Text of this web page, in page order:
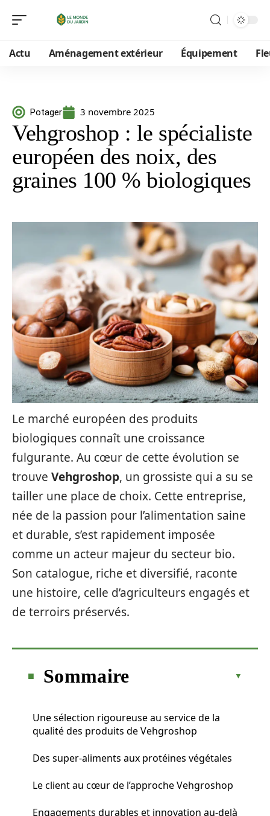
Actu Aménagement extérieur Équipement
Potager 3 novembre 2025
Vehgroshop : le spécialiste
européen des noix, des
graines 100 % biologiques
Le marché européen des produits
biologiques connaît une croissance
fulgurante. Au cœur de cette évolution se
trouve Vehgroshop, un grossiste qui a su se
tailler une place de choix. Cette entreprise,
née de la passion pour l’alimentation saine
et durable, s’est rapidement imposée
comme un acteur majeur du secteur bio.
Son catalogue, riche et diversifié, raconte
une histoire, celle d’agriculteurs engagés et
de terroirs préservés.
Sommaire
Une sélection rigoureuse au service de la
qualité des produits de Vehgroshop
Des super-aliments aux protéines végétales
Le client au cœur de l’approche Vehgroshop
Engagements durables et innovation au-delà